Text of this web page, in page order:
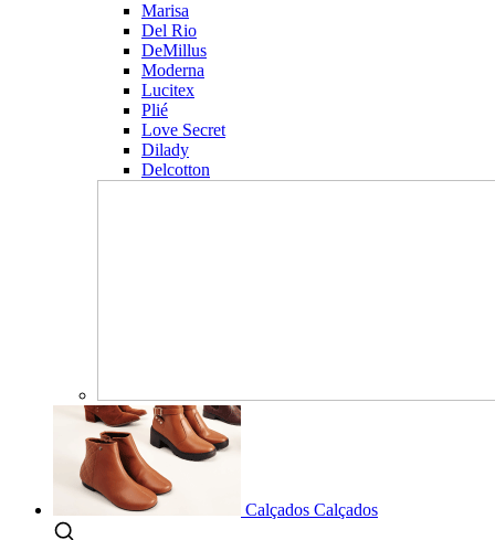
Marisa
Del Rio
DeMillus
Moderna
Lucitex
Plié
Love Secret
Dilady
Delcotton
Calçados Calçados